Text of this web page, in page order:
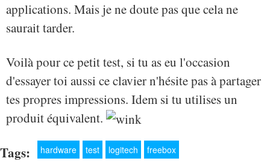
applications. Mais je ne doute pas que cela ne
saurait tarder.
Voilà pour ce petit test, si tu as eu l'occasion
d'essayer toi aussi ce clavier n'hésite pas à partager
tes propres impressions. Idem si tu utilises un
produit équivalent.
Tags: hardware test logitech freebox